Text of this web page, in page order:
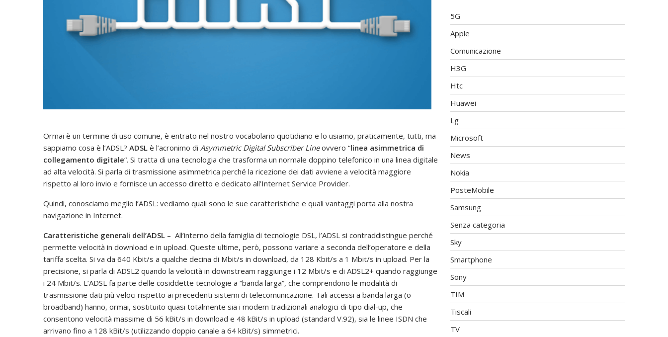
Ormai è un termine di uso comune, è entrato nel nostro vocabolario quotidiano e lo usiamo, praticamente, tutti, ma
sappiamo cosa è l’ADSL? ADSL è l’acronimo di Asymmetric Digital Subscriber Lineovvero “linea asimmetrica di
collegamento digitale“. Si tratta di una tecnologia che trasforma un normale doppino telefonico in una linea digitale
ad alta velocità. Si parla di trasmissione asimmetrica perché la ricezione dei dati avviene a velocità maggiore
rispetto al loro invio e fornisce un accesso diretto e dedicato all’Internet Service Provider.
Quindi, conosciamo meglio l’ADSL: vediamo quali sono le sue caratteristiche e quali vantaggi porta alla nostra
navigazione in Internet.
Caratteristiche generali dell’ADSL – All’interno della famiglia di tecnologie DSL, l’ADSL si contraddistingue perché
permette velocità in download e in upload. Queste ultime, però, possono variare a seconda dell’operatore e della
tariffa scelta. Si va da 640 Kbit/s a qualche decina di Mbit/s in download, da 128 Kbit/s a 1 Mbit/s in upload. Per la
precisione, si parla di ADSL2 quando la velocità in downstream raggiunge i 12 Mbit/s e di ADSL2+ quando raggiunge
i 24 Mbit/s. L’ADSL fa parte delle cosiddette tecnologie a “banda larga”, che comprendono le modalità di
trasmissione dati più veloci rispetto ai precedenti sistemi di telecomunicazione. Tali accessi a banda larga (o
broadband) hanno, ormai, sostituito quasi totalmente sia i modem tradizionali analogici di tipo dial-up, che
consentono velocità massime di 56 kBit/s in download e 48 kBit/s in upload (standard V.92), sia le linee ISDN che
arrivano fino a 128 kBit/s (utilizzando doppio canale a 64 kBit/s) simmetrici.
5G
Apple
Comunicazione
H3G
Htc
Huawei
Lg
Microsoft
News
Nokia
PosteMobile
Samsung
Senza categoria
Sky
Smartphone
Sony
TIM
Tiscali
TV